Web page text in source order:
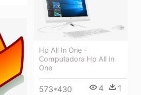
Hp All In One -
Computadora Hp All In
One
573*430 4 1